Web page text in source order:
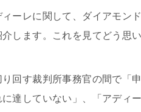
ーレに関して、ダイアモン
します。これを見てどう思
回す裁判所事務官の間で「
達していない」、「アディ